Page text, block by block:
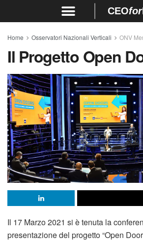
CEOfor
Home Osservatori Nazionali Verticali ONV
Il Progetto Open
Il 17 Marzo 2021 si è tenuta la
presentazione del progetto “Open